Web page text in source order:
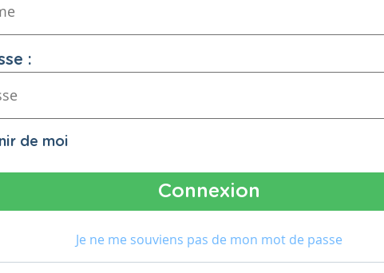
:
de moi
Je ne me souviens pas de mon mot de passe